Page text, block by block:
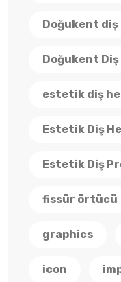
Doğukent diş
Doğukent
estetik diş
Estetik Diş
Estetik Diş
fissür örtücü
graphics
icon